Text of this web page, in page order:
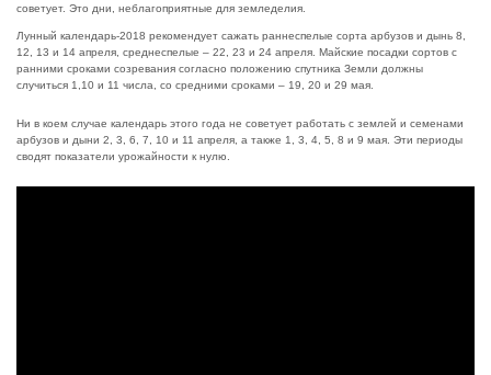
советует. Это дни, неблагоприятные для земледелия.
Лунный календарь-2018 рекомендует сажать раннеспелые сорта арбузов и дынь 8,
12, 13 и 14 апреля, среднеспелые – 22, 23 и 24 апреля. Майские посадки сортов с
ранними сроками созревания согласно положению спутника Земли должны
случиться 1,10 и 11 числа, со средними сроками – 19, 20 и 29 мая.
Ни в коем случае календарь этого года не советует работать с землей и семенами
арбузов и дыни 2, 3, 6, 7, 10 и 11 апреля, а также 1, 3, 4, 5, 8 и 9 мая. Эти периоды
сводят показатели урожайности к нулю.